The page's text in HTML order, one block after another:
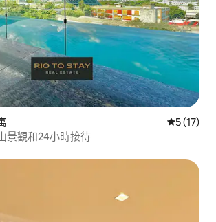
從 17 則
5 (17)
景觀和24小時接待